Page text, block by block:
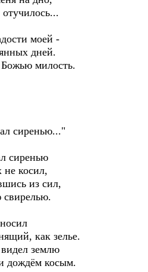
моей -
дней.
милость.
сиренью..."
сиренью
не косил,
из сил,
свирелью.
как зелье.
землю
дождём косым.